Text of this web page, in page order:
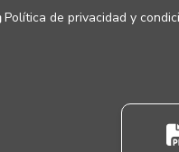
Política de privacidad y